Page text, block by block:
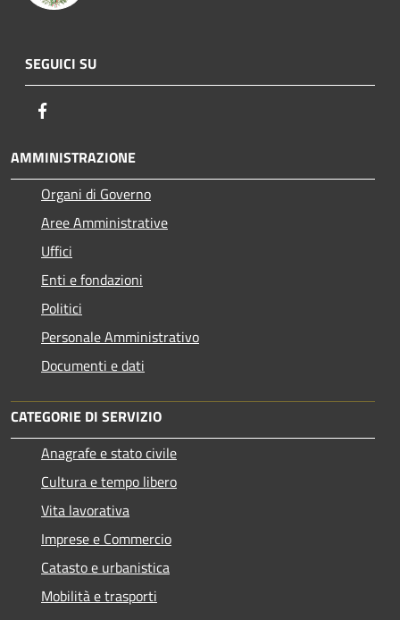
SEGUICI SU
AMMINISTRAZIONE
Organi di Governo
Aree Amministrative
Uffici
Enti e fondazioni
Politici
Personale Amministrativo
Documenti e dati
CATEGORIE DI SERVIZIO
Anagrafe e stato civile
Cultura e tempo libero
Vita lavorativa
Imprese e Commercio
Catasto e urbanistica
Mobilità e trasporti